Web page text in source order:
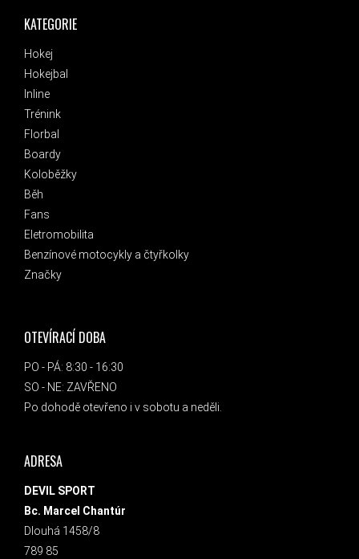
KATEGORIE
Hokej
Hokejbal
Inline
Trénink
Florbal
Boardy
Koloběžky
Běh
Fans
Eletromobilita
Benzínové motocykly a čtyřkolky
Značky
OTEVÍRACÍ DOBA
PO - PÁ: 8:30 - 16:30
SO - NE: ZAVŘENO
Po dohodě otevřeno i v sobotu a neděli.
ADRESA
DEVIL SPORT
Bc. Marcel Chantúr
Dlouhá 1458/8
789 85